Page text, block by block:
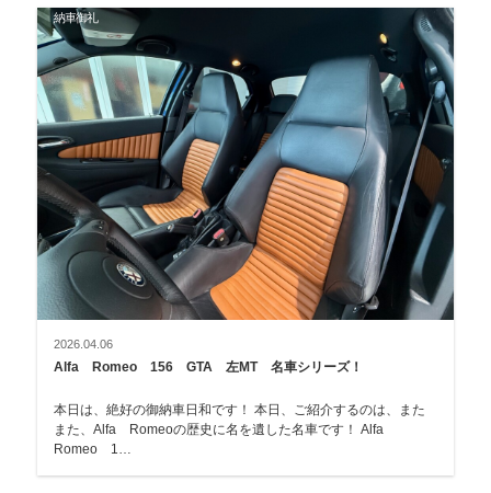
納車御礼
2026.04.06
Alfa Romeo 156 GTA 左MT 名車シリーズ！
本日は、絶好の御納車日和です！ 本日、ご紹介するのは、また
また、Alfa Romeoの歴史に名を遺した名車です！ Alfa
Romeo 1…